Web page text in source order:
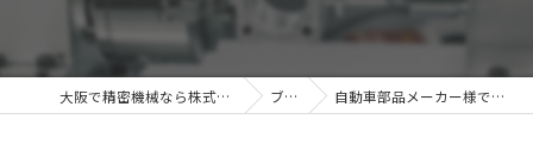
大阪で精密機械なら株式会社ニーテック ブログ 自動車部品メーカー様での業務について